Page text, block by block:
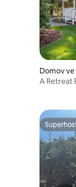
Domov
A Retreat